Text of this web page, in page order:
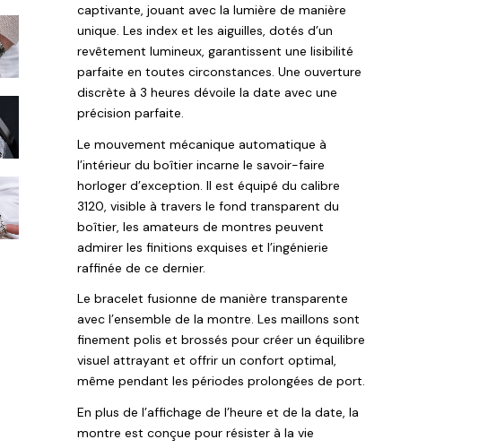
captivante, jouant avec la lumière de manière
unique. Les index et les aiguilles, dotés d’un
revêtement lumineux, garantissent une lisibilité
parfaite en toutes circonstances. Une ouverture
discrète à 3 heures dévoile la date avec une
précision parfaite.
Le mouvement mécanique automatique à
l’intérieur du boîtier incarne le savoir-faire
horloger d’exception. Il est équipé du calibre
3120, visible à travers le fond transparent du
boîtier, les amateurs de montres peuvent
admirer les finitions exquises et l’ingénierie
raffinée de ce dernier.
Le bracelet fusionne de manière transparente
avec l’ensemble de la montre. Les maillons sont
finement polis et brossés pour créer un équilibre
visuel attrayant et offrir un confort optimal,
même pendant les périodes prolongées de port.
En plus de l’affichage de l’heure et de la date, la
montre est conçue pour résister à la vie